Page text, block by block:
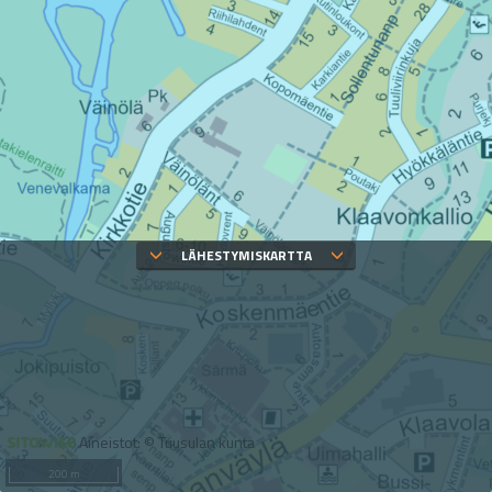
Aineistot: © Tuusulan kunta
200 m
LÄHESTYMISKARTTA